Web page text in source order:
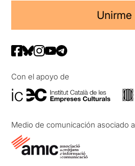
Unirme
Con el apoyo de
Medio de comunicación asociado a